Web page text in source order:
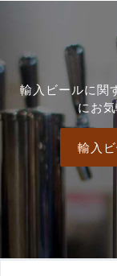
輸入ビールに関
にお
輸入